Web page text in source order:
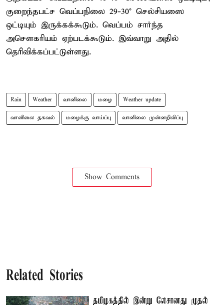
குறைந்தபட்ச வெப்பநிலை 29-30° செல்சியஸை
ஒட்டியும் இருக்கக்கூடும். வெப்பம் சார்ந்த
அசௌகரியம் ஏற்படக்கூடும். இவ்வாறு அதில்
தெரிவிக்கப்பட்டுள்ளது.
Rain Weather வானிலை மழை Weather update
வானிலை தகவல் மழைக்கு வாய்ப்பு வானிலை முன்னறிவிப்பு
Show Comments
Related Stories
தமிழகத்தில் இன்று லேசானது முதல்